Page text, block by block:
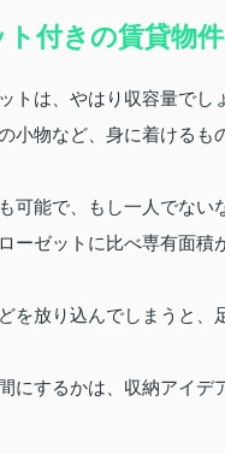
付きの賃貸物
トは、やはり収容量でし
小物など、身に着ける
可能で、もし一人でない
ーゼットに比べ専有面
を放り込んでしまうと
にするかは、収納アイデ